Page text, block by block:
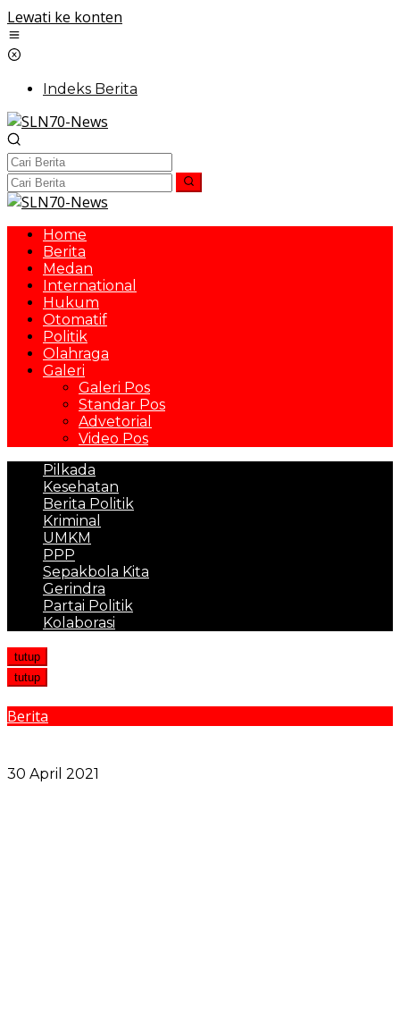
Lewati ke konten
Indeks Berita
Home
Berita
Medan
International
Hukum
Otomatif
Politik
Olahraga
Galeri
Galeri Pos
Standar Pos
Advetorial
Video Pos
Pilkada
Kesehatan
Berita Politik
Kriminal
UMKM
PPP
Sepakbola Kita
Gerindra
Partai Politik
Kolaborasi
tutup
tutup
Berita
30 April 2021